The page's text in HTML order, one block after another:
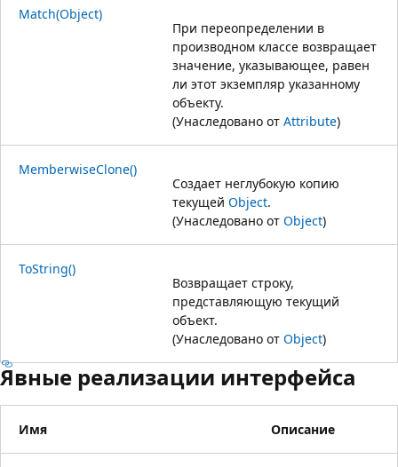
Match(Object)
При переопределении в
производном классе возвращает
значение, указывающее, равен
ли этот экземпляр указанному
объекту.
(Унаследовано от Attribute)
MemberwiseClone()
Создает неглубокую копию
текущей Object.
(Унаследовано от Object)
ToString()
Возвращает строку,
представляющую текущий
объект.
(Унаследовано от Object)
Явные реализации интерфейса
Имя Описание